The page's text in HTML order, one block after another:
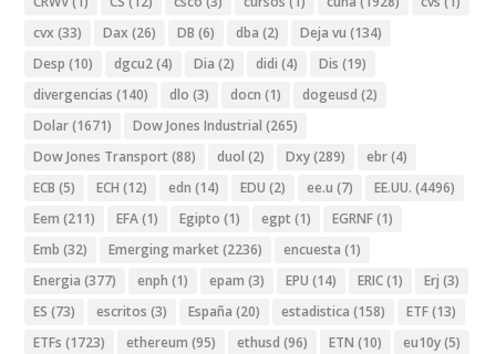
cvx (33) Dax (26) DB (6) dba (2) Deja vu (134)
Desp (10) dgcu2(4) Dia (2) didi (4) Dis (19)
divergencias (140) dlo (3) docn (1) dogeusd (2)
Dolar(1671) Dow Jones Industrial (265)
Dow Jones Transport (88) duol (2) Dxy(289) ebr(4)
ECB (5) ECH (12) edn (14) EDU (2) ee.u (7) EE.UU. (4496)
Eem (211) EFA(1) Egipto (1) egpt (1) EGRNF(1)
Emb (32) Emerging market (2236) encuesta (1)
Energia (377) enph (1) epam (3) EPU (14) ERIC(1) Erj (3)
ES (73) escritos (3) España (20) estadistica (158) ETF(13)
ETFs (1723) ethereum (95) ethusd (96) ETN (10) eu10y(5)